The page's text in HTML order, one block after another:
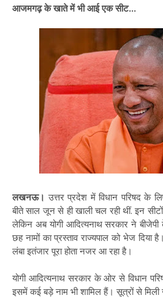
आजमगढ़ के खाते में भी आई एक सीट...
लखनऊ। उत्तर प्रदेश में विधान परिषद के
बीते साल जून से ही खाली चल रही थीं. इन
लेकिन अब योगी आदित्यनाथ सरकार ने
छह नामों का प्रस्ताव राज्यपाल को भेज
लंबा इतंजार पूरा होता नजर आ रहा है।
योगी आदित्यनाथ सरकार के ओर से विधान
इसमें कई बड़े नाम भी शामिल हैं। सूत्रों से मिली